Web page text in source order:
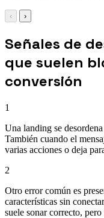
‹ ›
Señales de
que suelen
conversión
1
Una landing se
También cuando el
varias acciones o deja
2
Otro error común es
características sin
suele sonar correcto,